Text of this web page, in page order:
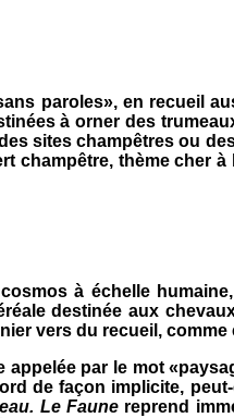
paroles», en recueil
à orner des
sites champêtres ou
champêtre, thème cher à
à échelle
destinée aux
vers du recueil, comme
appelée par le mot
de façon implicite,
Le Faunereprend